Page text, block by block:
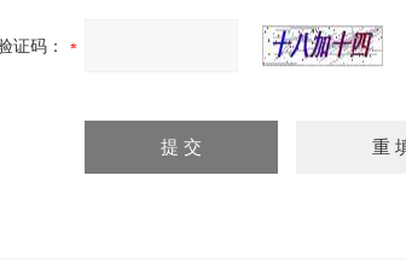
证码：